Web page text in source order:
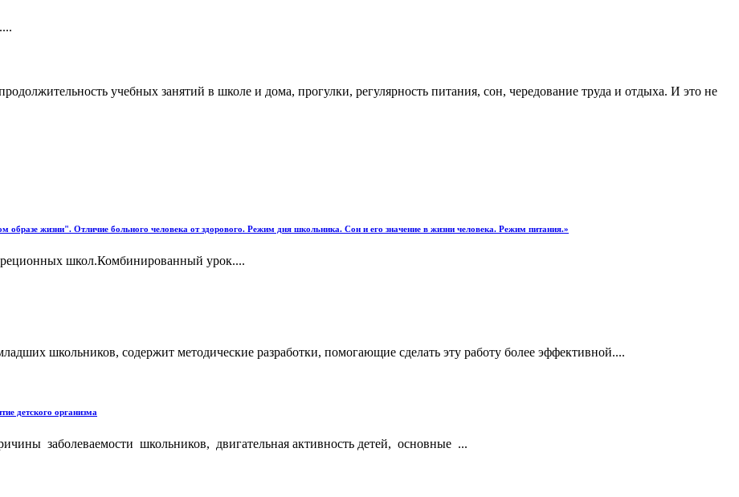
учебных занятий в школе и дома, прогулки, регулярность питания, сон, чередование труда и отдыха. И это не
образе жизни". Отличие больного человека от здорового. Режим дня школьника. Сон и его значение в жизни человека. Режим питания.»
школ.Комбинированный урок....
школьников, содержит методические разработки, помогающие сделать эту работу более эффективной....
детского организма
заболеваемости школьников, двигательная активность детей, основные ...